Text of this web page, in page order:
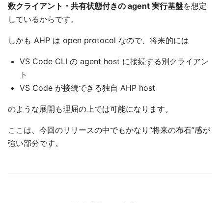
数クライアント・共有状態付きの agent 実行基盤を想定
しているからです。
しかも AHP は open protocol なので、将来的には
VS Code CLI の agent host に接続する別クライアン
ト
VS Code が接続できる独自 AHP host
のような展開も理屈の上では可能になります。
ここは、今回のリリースの中でもかなり“将来の布石”感が
強い部分です。